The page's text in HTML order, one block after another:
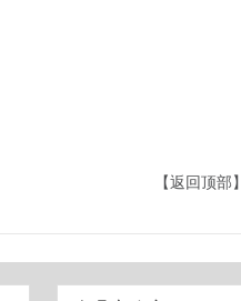
【返回顶部】